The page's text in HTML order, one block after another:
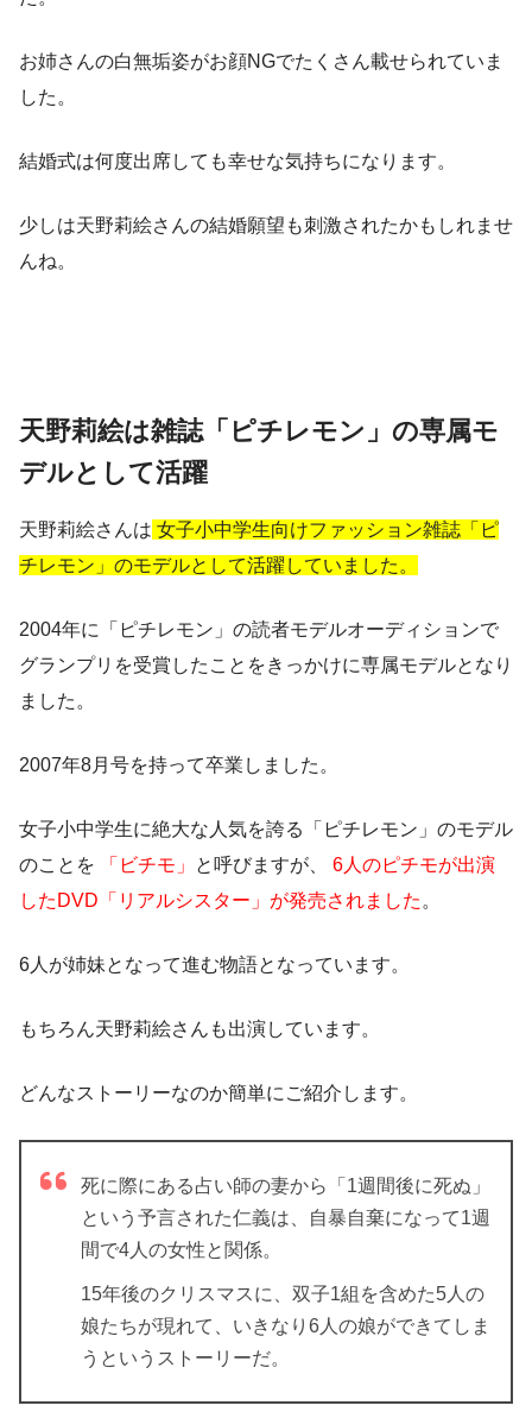
お姉さんの白無垢姿がお顔NGでたくさん載せられていま
した。
結婚式は何度出席しても幸せな気持ちになります。
少しは天野莉絵さんの結婚願望も刺激されたかもしれませ
んね。
天野莉絵は雑誌「ピチレモン」の専属モ
デルとして活躍
天野莉絵さんは 女子小中学生向けファッション雑誌「ピ
チレモン」のモデルとして活躍していました。
2004年に「ピチレモン」の読者モデルオーディションで
グランプリを受賞したことをきっかけに専属モデルとなり
ました 。
2007年8月号を持って卒業しました。
女子小中学生に絶大な人気を誇る「ピチレモン」のモデル
のことを
「ビチモ」 と呼びますが、
6人のピチモが出演
したDVD「リアルシスター」が発売されました 。
6人が姉妹となって進む物語となっています。
もちろん天野莉絵さんも出演しています。
どんなストーリーなのか簡単にご紹介します。
死に際にある占い師の妻から「1週間後に死ぬ」
という予言された仁義は、自暴自棄になって1週
間で4人の女性と関係。
15年後のクリスマスに、双子1組を含めた5人の
娘たちが現れて、いきなり6人の娘ができてしま
うというストーリーだ。